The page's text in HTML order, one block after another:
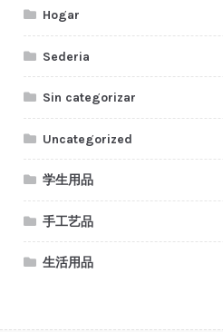
Hogar
Sederia
Sin categorizar
Uncategorized
学生用品
手工艺品
生活用品